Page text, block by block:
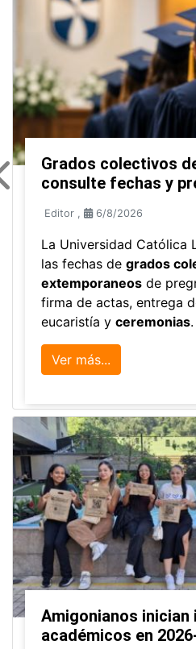
Grados colectivos
consulte fechas y
Editor , 6/8/2026
La Universidad Católica
las fechas de grados
extemporaneos de
firma de actas, entrega
eucaristía y ceremonias.
Ver más...
Amigonianos
académicos en